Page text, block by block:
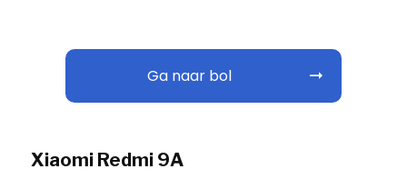
Ga naar bol
Xiaomi Redmi 9A